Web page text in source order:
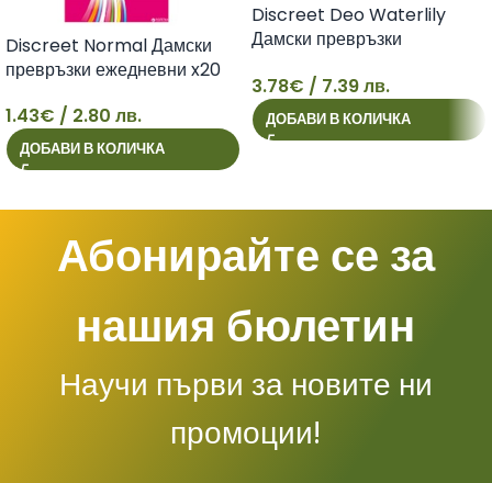
1
Discreet Normal Дамски
превръзки ежедневни x20
1.43€ / 2.80 лв.
ДОБАВИ В КОЛИЧКА
3
Discreet Deo Waterlily
Дамски превръзки
3.78€ / 7.39 лв.
ДОБАВИ В КОЛИЧКА
Абонирайте се за
нашия бюлетин
Научи първи за новите ни
промоции!